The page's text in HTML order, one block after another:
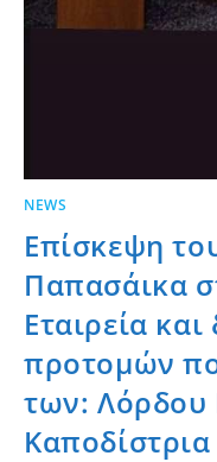
NEWS
Επίσκεψη
Παπασάικα
Εταιρεία
προτομών
των: Λόρδου
Καποδίστρια